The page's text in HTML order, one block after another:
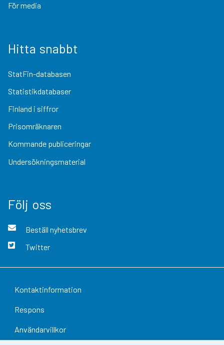
För media
Hitta snabbt
StatFin-databasen
Statistikdatabaser
Finland i siffror
Prisomräknaren
Kommande publiceringar
Undersökningsmaterial
Följ oss
Beställ nyhetsbrev
Twitter
Kontaktinformation
Respons
Användarvillkor